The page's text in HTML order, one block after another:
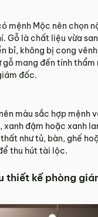
mệnh Mộc nên chọn
Gỗ là chất liệu vừa
bỉ, không bị cong
mang đến tính thẩm
đốc.
màu sắc hợp mệnh
xanh đậm hoặc xanh
như tủ, bàn, ghế
thu hút tài lộc.
thiết kế phòng